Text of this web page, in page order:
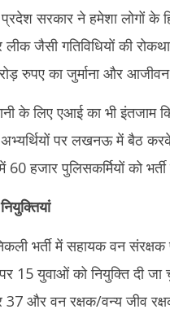
सरकार ने हमेशा लोगों के
जैसी गतिविधियों की
रुपए का जुर्माना और आजीवन
के लिए एआई का भी
पर लखनऊ में बैठ करके
हजार पुलिसकर्मियों को
भर्ती में सहायक वन
15 युवाओं को नियुक्ति दी
37 और वन रक्षक/वन्य जीव